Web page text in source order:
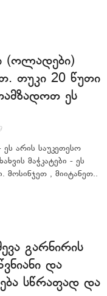
(ოლადები)
თუკი 20 წუთი
ეს
ეს არის საუკეთესო
მაჭკატები - ეს
, მიიტანეთ..
გარნირის
და
სწრაფად და